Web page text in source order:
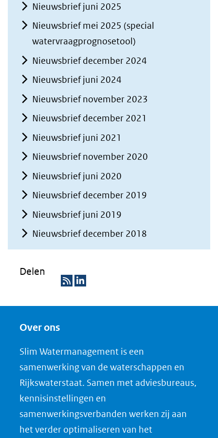
Nieuwsbrief juni 2025
Nieuwsbrief mei 2025 (special
watervraagprognosetool)
Nieuwsbrief december 2024
Nieuwsbrief juni 2024
Nieuwsbrief november 2023
Nieuwsbrief december 2021
Nieuwsbrief juni 2021
Nieuwsbrief november 2020
Nieuwsbrief juni 2020
Nieuwsbrief december 2019
Nieuwsbrief juni 2019
Nieuwsbrief december 2018
Delen
n
o
p
L
i
n
Over ons
Slim Watermanagement is een
samenwerking van de waterschappen en
Rijkswaterstaat. Samen met adviesbureaus,
kennisinstellingen en
samenwerkingsverbanden werken zij aan
het verder optimaliseren van het